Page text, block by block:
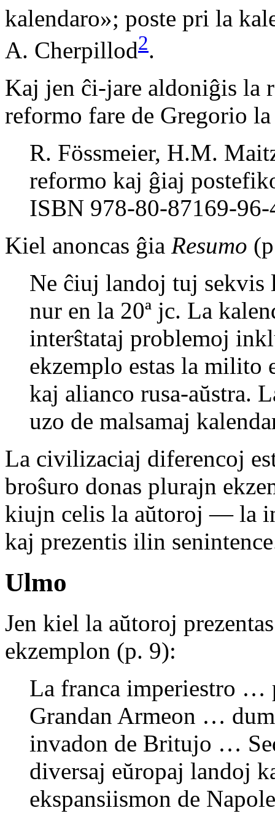
kalendaro»; poste pri la
A. Cherpillod2.
Kaj jen ĉi-jare aldoniĝis la
reformo fare de Gregorio la
R. Fössmeier, H.M.
reformo kaj ĝiaj
ISBN 978-80-87169-
Kiel anoncas ĝia Resumo
Ne ĉiuj landoj tuj sekvis
nur en la 20ª jc. La
interŝtataj problemoj
ekzemplo estas la milito
kaj alianco rusa-aŭstra.
uzo de malsamaj
La civilizaciaj diferencoj
broŝuro donas plurajn
kiujn celis la aŭtoroj — la
kaj prezentis ilin
Ulmo
Jen kiel la aŭtoroj
ekzemplon (p. 9):
La franca imperiestro …
Grandan Armeon …
invadon de Britujo …
diversaj eŭropaj landoj
ekspansiismon de